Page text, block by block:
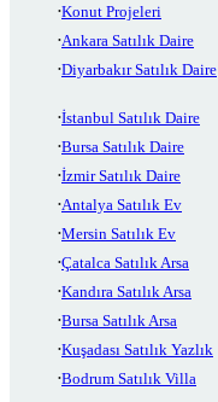
Konut Projeleri
Ankara Satılık Daire
Diyarbakır Satılık Daire
İstanbul Satılık Daire
Bursa Satılık Daire
İzmir Satılık Daire
Antalya Satılık Ev
Mersin Satılık Ev
Çatalca Satılık Arsa
Kandıra Satılık Arsa
Bursa Satılık Arsa
Kuşadası Satılık Yazlık
Bodrum Satılık Villa